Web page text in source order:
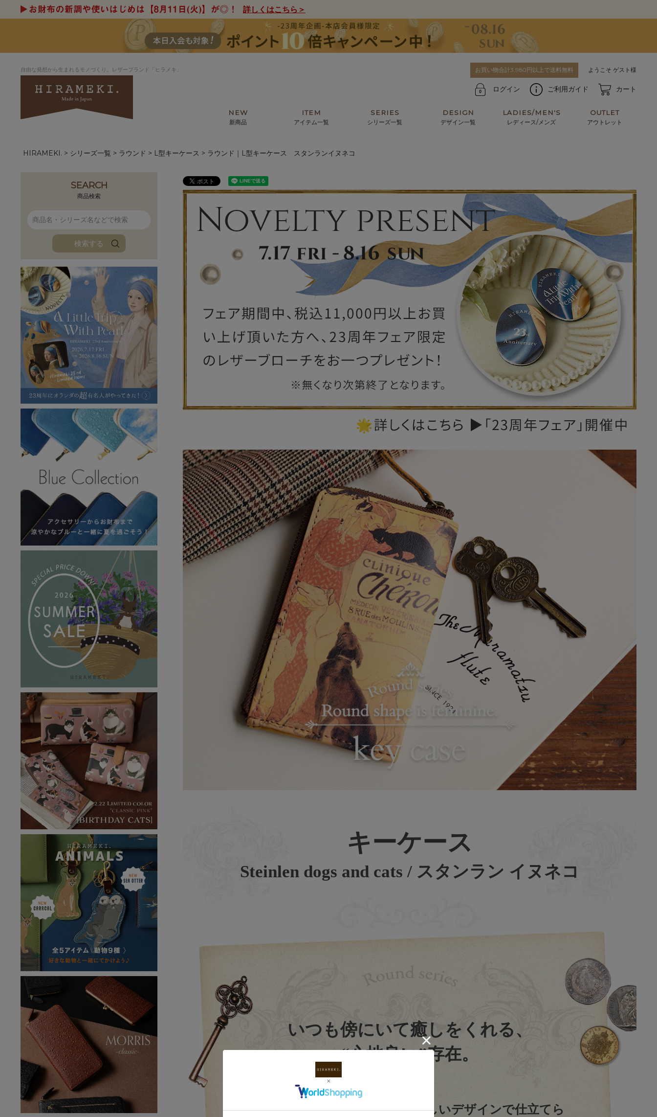
詳しくはこちら＞
自由な発想から生まれるモノづくり。レザーブランド「ヒラメキ」 お買い物合計3,980円以上で送料無料 ようこそ ゲスト様
ログイン ご利用ガイド カート
NEW
新商品
ITEM
アイテム一覧
長財布 パスケース
バッグ チャーム・キーホルダー アクセサリー レザーケア用品 その他
SERIES
シリーズ一覧
シーナリーオブザコメット
ブルーアート シャーク ルリユール
アニマルズ
イタリアンレザー ブライトン
ローダ アートレザーバッグ
アートフラグメント
ハレノヒプロジェクト
DESIGN
デザイン一覧
アートから探す マテリアルから探す
LADIES/MEN'S
レディース/メンズ
For ladies
OUTLET
アウトレット
HIRAMEKI. シリーズ一覧 ラウンド L型キーケース ラウンド｜L型キーケース スタンランイヌネコ
SEARCH
商品検索
検索する
キーケース
Steinlen dogs and cats / スタンラン イヌネコ
いつも傍にいて癒しをくれる、
“心地良い”存在。
柔らかくしなやかなレザーと優しいデザインで仕立てら